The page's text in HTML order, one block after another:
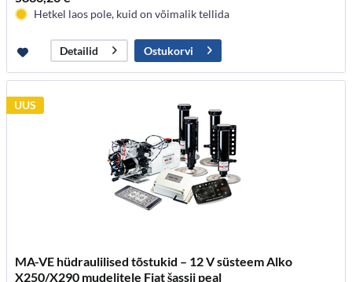
Hetkel laos pole, kuid on võimalik tellida
Detailid Ostukorvi
UUS
MA-VE hüdraulilised tõstukid – 12 V süsteem Alko
X250/X290 mudelitele Fiat šassii peal